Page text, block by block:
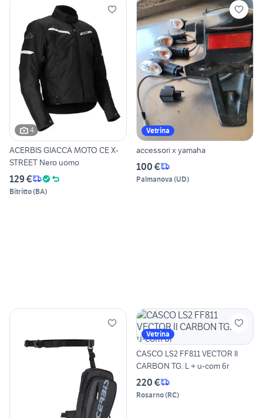
4
ACERBIS GIACCA MOTO CE X-
STREET Nero uomo
129 €
Bitritto(BA)
Vetrina
accessori x yamaha
100 €
Palmanova (UD)
Vetrina
CASCO LS2 FF811 VECTOR II
CARBON TG. L + u-com 6r
220 €
Rosarno(RC)